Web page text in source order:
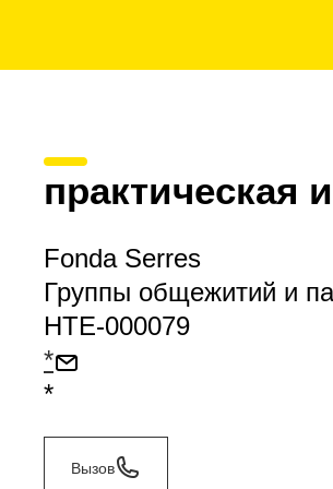
практическая
Fonda Serres
Группы общежитий и
HTE-000079
*
*
Вызов